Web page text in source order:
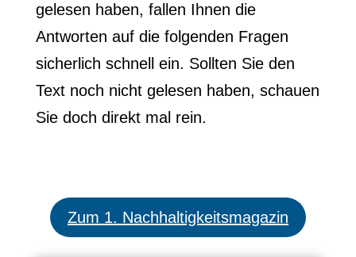
gelesen haben, fallen Ihnen die
Antworten auf die folgenden Fragen
sicherlich schnell ein. Sollten Sie den
Text noch nicht gelesen haben, schauen
Sie doch direkt mal rein.
Zum 1. Nachhaltigkeitsmagazin